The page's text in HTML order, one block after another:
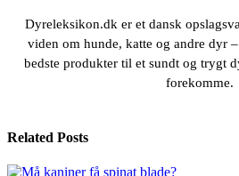
Dyreleksikon.dk er et dansk
viden om hunde, katte og andre dyr
bedste produkter til et sundt og trygt
forekomme.
Related Posts